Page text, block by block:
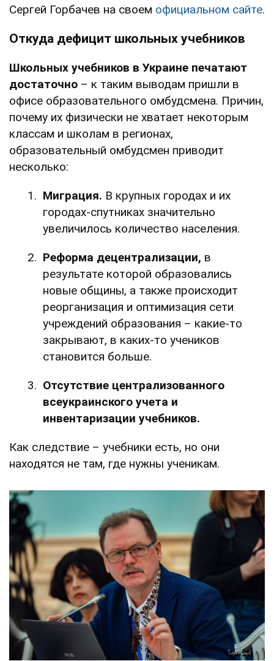
Сергей Горбачев на своем официальном сайте.
Откуда дефицит школьных учебников
Школьных учебников в Украине печатают
достаточно – к таким выводам пришли в
офисе образовательного омбудсмена. Причин,
почему их физически не хватает некоторым
классам и школам в регионах,
образовательный омбудсмен приводит
несколько:
Миграция. В крупных городах и их
городах-спутниках значительно
увеличилось количество населения.
Реформа децентрализации, в
результате которой образовались
новые общины, а также происходит
реорганизация и оптимизация сети
учреждений образования – какие-то
закрывают, в каких-то учеников
становится больше.
Отсутствие централизованного
всеукраинского учета и
инвентаризации учебников.
Как следствие – учебники есть, но они
находятся не там, где нужны ученикам.